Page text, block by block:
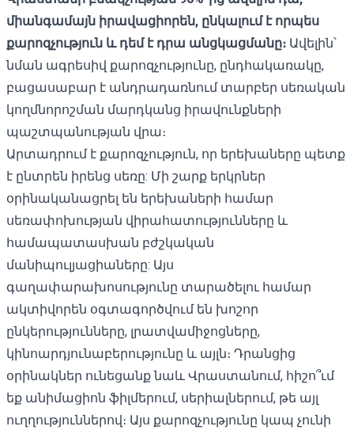
միանգամայն իրավացիորեն, ընկալում է որպես
քարոզչություն և դեմ է դրա անցկացմանը։ Ավելին՝
նման ագրեսիվ քարոզչությունը, ընդհակառակը,
բացասաբար է անդրադառնում տարբեր սեռական
կողմնորոշման մարդկանց իրավունքների
պաշտպանության վրա։
Արտադրում է քարոզչություն, որ երեխաները պետք
է ընտրեն իրենց սեռը: Մի շարք երկրներ
օրինականացրել են երեխաների համար
սեռափոխության վիրահատությունները և
համապատասխան բժշկական
մանիպուլյացիաները: Այս
գաղափարախոսությունը տարածելու համար
ակտիվորեն օգտագործվում են խոշոր
ընկերությունները, լրատվամիջոցները,
կինոարդյունաբերությունը և այլն։ Դրանցից
օրինակներ ունեցանք նաև Վրաստանում, հիշո՞ւմ
եք անիմացիոն ֆիլմերում, սերիալներում, թե այլ
ուղղություններով։ Այս քարոզչությունը կապ չունի